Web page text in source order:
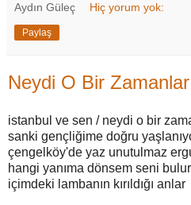
Aydın Güleç Hiç yorum yok:
Paylaş
Neydi O Bir Zamanlar
istanbul ve sen / neydi o bir
sanki gençliğime doğru
çengelköy'de yaz unutulmaz
hangi yanıma dönsem seni
içimdeki lambanın kırıldığı anlar